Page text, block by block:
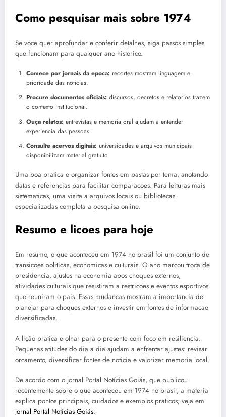
Como pesquisar mais sobre 1974
Se voce quer aprofundar e conferir detalhes, siga passos simples
que funcionam para qualquer ano historico.
Comece por jornais da epoca: recortes mostram linguagem e
prioridade das noticias.
Procure documentos oficiais: discursos, decretos e relatorios trazem
o contexto institucional.
Ouça relatos: entrevistas e memoria oral ajudam a entender
experiencia das pessoas.
Consulte acervos digitais: universidades e arquivos municipais
disponibilizam material gratuito.
Uma boa pratica e organizar fontes em pastas por tema, anotando
datas e referencias para facilitar comparacoes. Para leituras mais
sistematicas, uma visita a arquivos locais ou bibliotecas
especializadas completa a pesquisa online.
Resumo e licoes para hoje
Em resumo, o que aconteceu em 1974 no brasil foi um conjunto de
transicoes politicas, economicas e culturais. O ano marcou troca de
presidencia, ajustes na economia apos choques externos,
atividades culturais que resistiram a restricoes e eventos esportivos
que reuniram o pais. Essas mudancas mostram a importancia de
planejar para choques externos e investir em fontes de informacao
diversificadas.
A lição pratica e olhar para o presente com foco em resiliencia.
Pequenas atitudes do dia a dia ajudam a enfrentar ajustes: revisar
orcamento, diversificar fontes de noticia e valorizar memoria local.
De acordo com o jornal Portal Notícias Goiás, que publicou
recentemente sobre o que aconteceu em 1974 no brasil, a materia
explica pontos principais, cuidados e exemplos praticos; veja em
jornal Portal Notícias Goiás.